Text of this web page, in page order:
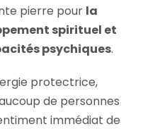
pierre pour la
spirituel et
psychiques.
protectrice,
de personnes
immédiat de